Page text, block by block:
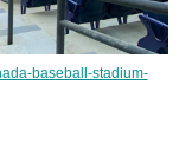
baseball-stadium-